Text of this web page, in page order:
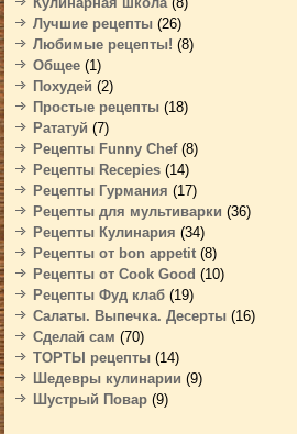
Лучшие рецепты (26)
Любимые рецепты! (8)
Общее (1)
Похудей (2)
Простые рецепты (18)
Рататуй (7)
Рецепты Funny Chef(8)
Рецепты Recepies (14)
Рецепты Гурмания (17)
Рецепты для мультиварки (36)
Рецепты Кулинария (34)
Рецепты от bon appetit (8)
Рецепты от Cook Good (10)
Рецепты Фуд клаб (19)
Салаты. Выпечка. Десерты (16)
Сделай сам (70)
ТОРТЫ рецепты (14)
Шедевры кулинарии (9)
Шустрый Повар (9)